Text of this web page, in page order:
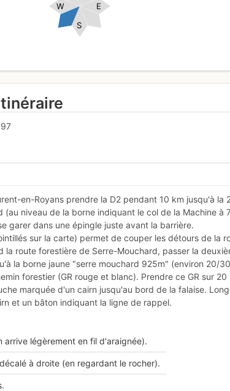
E
W
S
en-Royans prendre la D2 pendant 10 km jusqu'à la
(au niveau de la borne indiquant le col de la Machine à
garer dans une épingle juste avant la barrière.
sur la carte) permet de couper les détours de la
la route forestière de Serre-Mouchard, passer la
la borne jaune "serre mouchard 925m" (environ 20/
forestier (GR rouge et blanc). Prendre ce GR sur
marquée d'un cairn jusqu'au bord de la falaise.
et un bâton indiquant la ligne de rappel.
arrive légèrement en fil d'araignée).
à droite (en regardant le rocher).